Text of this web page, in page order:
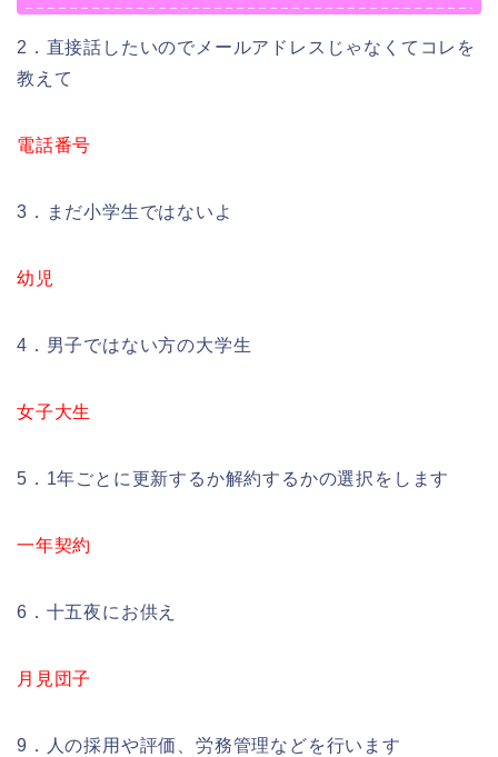
2．直接話したいのでメールアドレスじゃなくてコレを
教えて
電話番号
3．まだ小学生ではないよ
幼児
4．男子ではない方の大学生
女子大生
5．1年ごとに更新するか解約するかの選択をします
一年契約
6．十五夜にお供え
月見団子
9．人の採用や評価、労務管理などを行います